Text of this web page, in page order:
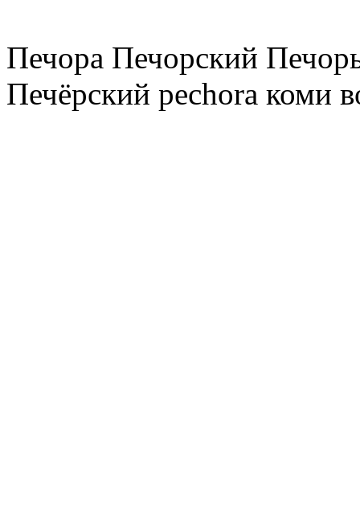
Печора Печорский
Печёрский pechora коми